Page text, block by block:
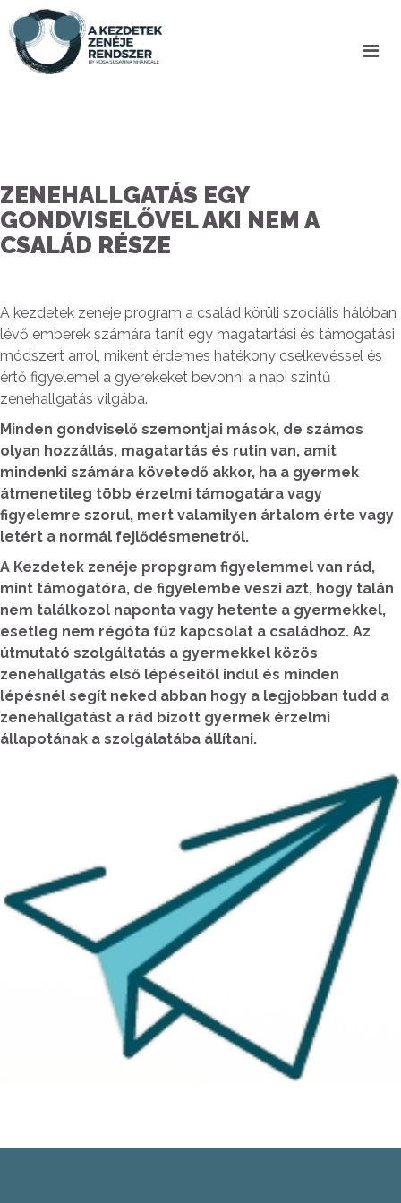
ZENEHALLGATÁS EGY
GONDVISELŐVEL AKI NEM A
CSALÁD RÉSZE
A kezdetek zenéje program a család körüli szociális hálóban
lévő emberek számára tanít egy magatartási és támogatási
módszert arról, miként érdemes hatékony cselkevéssel és
értő figyelemel a gyerekeket bevonni a napi szintű
zenehallgatás vilgába.
Minden gondviselő szemontjai mások, de számos
olyan hozzállás, magatartás és rutin van, amit
mindenki számára követedő akkor, ha a gyermek
átmenetileg több érzelmi támogatára vagy
figyelemre szorul, mert valamilyen ártalom érte vagy
letért a normál fejlődésmenetről.
A Kezdetek zenéje propgram figyelemmel van rád,
mint támogatóra, de figyelembe veszi azt, hogy talán
nem találkozol naponta vagy hetente a gyermekkel,
esetleg nem régóta fűz kapcsolat a családhoz. Az
útmutató szolgáltatás a gyermekkel közös
zenehallgatás első lépéseitől indul és minden
lépésnél segít neked abban hogy a legjobban tudd a
zenehallgatást a rád bízott gyermek érzelmi
állapotának a szolgálatába állítani.